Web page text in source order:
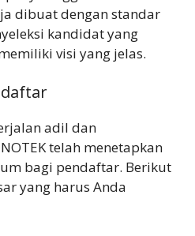
dibuat dengan standar
kandidat yang
visi yang jelas.
adil dan
telah menetapkan
bagi pendaftar. Berikut
yang harus Anda